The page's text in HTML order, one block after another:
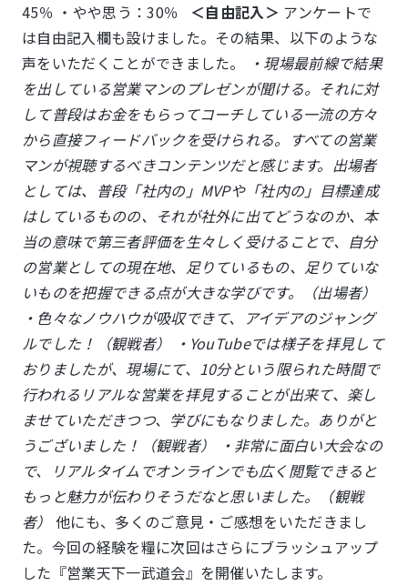
45％ ・やや思う：30％ ＜自由記入＞ アンケートで
は自由記入欄も設けました。その結果、以下のような
声をいただくことができました。
・現場最前線で結果
を出している営業マンのプレゼンが聞ける。それに対
して普段はお金をもらってコーチしている一流の方々
から直接フィードバックを受けられる。すべての営業
マンが視聴するべきコンテンツだと感じます。出場者
としては、普段「社内の」MVPや「社内の」目標達成
はしているものの、それが社外に出てどうなのか、本
当の意味で第三者評価を生々しく受けることで、自分
の営業としての現在地、足りているもの、足りていな
いものを把握できる点が大きな学びです。（出場者）
・色々なノウハウが吸収できて、アイデアのジャング
ルでした！（観戦者）
・YouTubeでは様子を拝見して
おりましたが、現場にて、10分という限られた時間で
行われるリアルな営業を拝見することが出来て、楽し
ませていただきつつ、学びにもなりました。ありがと
うございました！（観戦者）
・非常に面白い大会なの
で、リアルタイムでオンラインでも広く閲覧できると
もっと魅力が伝わりそうだなと思いました。（観戦
者） 他にも、多くのご意見・ご感想をいただきまし
た。今回の経験を糧に次回はさらにブラッシュアップ
した『営業天下一武道会』を開催いたします。